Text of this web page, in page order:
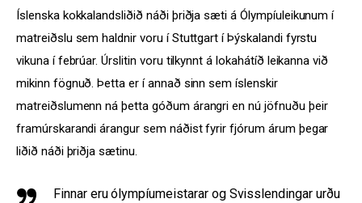
Íslenska kokkalandsliðið náði þriðja sæti á Ólympíuleikunum í
matreiðslu sem haldnir voru í Stuttgart í Þýskalandi fyrstu
vikuna í febrúar. Úrslitin voru tilkynnt á lokahátíð leikanna við
mikinn fögnuð. Þetta er í annað sinn sem íslenskir
matreiðslumenn ná þetta góðum árangri en nú jöfnuðu þeir
framúrskarandi árangur sem náðist fyrir fjórum árum þegar
liðið náði þriðja sætinu.
Finnar eru ólympíumeistarar og Svisslendingar urðu